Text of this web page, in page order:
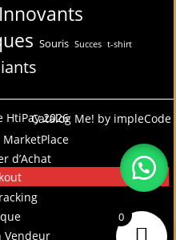
Souris Succes t-shirt
HtiPay 2026
Catalog Me! by impleCode
d’Achat
Vendeur
0